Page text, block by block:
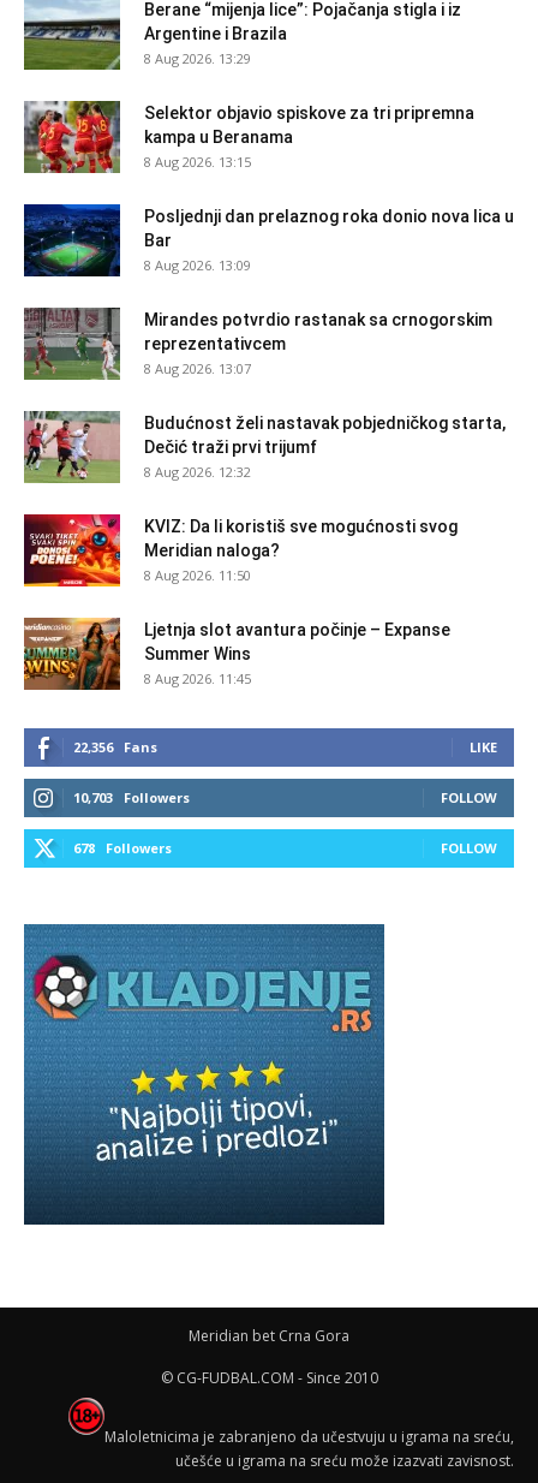
Berane “mijenja lice”: Pojačanja stigla i iz
Argentine i Brazila
8 Aug 2026. 13:29
Selektor objavio spiskove za tri pripremna
kampa u Beranama
8 Aug 2026. 13:15
Posljednji dan prelaznog roka donio nova lica u
Bar
8 Aug 2026. 13:09
Mirandes potvrdio rastanak sa crnogorskim
reprezentativcem
8 Aug 2026. 13:07
Budućnost želi nastavak pobjedničkog starta,
Dečić traži prvi trijumf
8 Aug 2026. 12:32
KVIZ: Da li koristiš sve mogućnosti svog
Meridian naloga?
8 Aug 2026. 11:50
Ljetnja slot avantura počinje – Expanse
Summer Wins
8 Aug 2026. 11:45
22,356 Fans LIKE
10,703 Followers FOLLOW
678 Followers FOLLOW
Meridian bet Crna Gora
© CG-FUDBAL.COM - Since 2010
Maloletnicima je zabranjeno da učestvuju u igrama na sreću,
učešće u igrama na sreću može izazvati zavisnost.